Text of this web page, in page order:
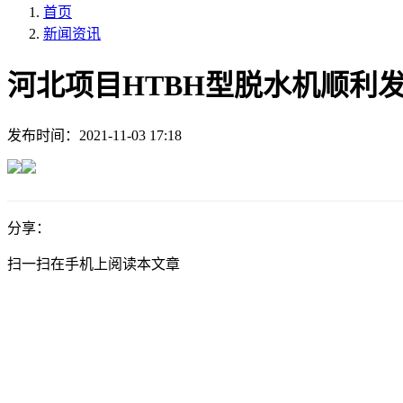
首页
新闻资讯
河北项目HTBH型脱水机顺利
发布时间： 2021-11-03 17:18
分享：
扫一扫在手机上阅读本文章